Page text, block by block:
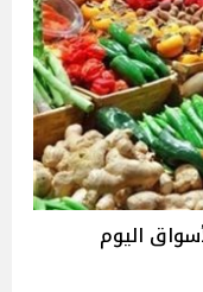
أسعار الخضراوات والفاكهة فى الأسواق‎‎ اليوم